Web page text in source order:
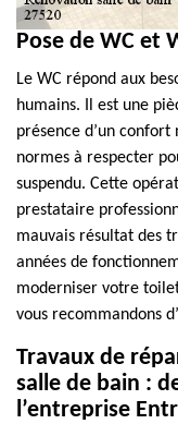
Pose de WC et
Le WC répond aux
humains. Il est une
présence d’un
normes à respecter
suspendu. Cette
prestataire
mauvais résultat des
années de
moderniser votre
vous recommandons
Travaux de
salle de bain :
l’entreprise